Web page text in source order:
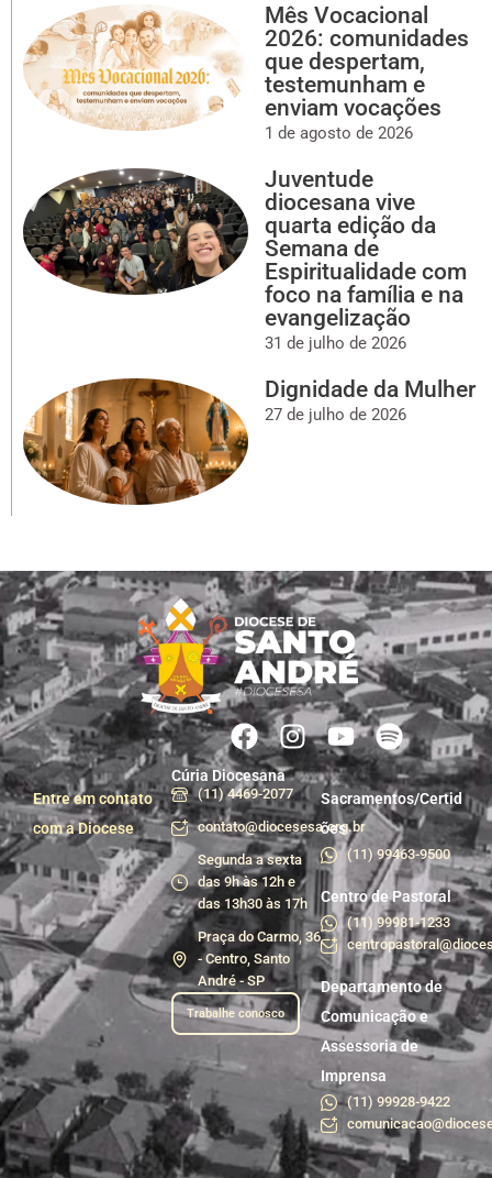
Mês Vocacional
2026: comunidades
que despertam,
testemunham e
enviam vocações
1 de agosto de 2026
Juventude
diocesana vive
quarta edição da
Semana de
Espiritualidade com
foco na família e na
evangelização
31 de julho de 2026
Dignidade da Mulher
27 de julho de 2026
Entre em contato
com a Diocese
Cúria Diocesana
(11) 4469-2077
contato@diocesesa.org.br
Segunda a sexta
das 9h às 12h e
das 13h30 às 17h
Praça do Carmo, 36
- Centro, Santo
André - SP
Trabalhe conosco
Sacramentos/Certid
ões
(11) 99463-9500
Centro de Pastoral
(11) 99981-1233
Departamento de
Comunicação e
Assessoria de
Imprensa
(11) 99928-9422